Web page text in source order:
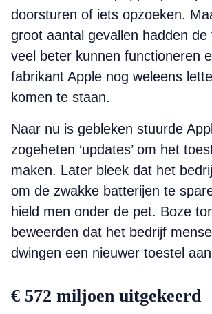
doorsturen of iets opzoeken.
groot aantal gevallen hadden de
veel beter kunnen functioneren
fabrikant Apple nog weleens
komen te staan.
Naar nu is gebleken stuurde
zogeheten ‘updates’ om het
maken. Later bleek dat het
om de zwakke batterijen te
hield men onder de pet. Boze
beweerden dat het bedrijf
dwingen een nieuwer toestel
€ 572 miljoen uitgekeerd